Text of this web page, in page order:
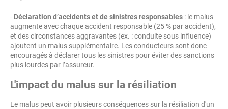
- Déclaration d’accidents et de sinistres responsables : le malus
augmente avec chaque accident responsable (25 % par accident),
et des circonstances aggravantes (ex. : conduite sous influence)
ajoutent un malus supplémentaire. Les conducteurs sont donc
encouragés à déclarer tous les sinistres pour éviter des sanctions
plus lourdes par l’assureur​.
L'impact du malus sur la résiliation
Le malus peut avoir plusieurs conséquences sur la résiliation d'un